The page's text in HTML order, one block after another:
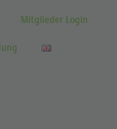
Mitglieder Login